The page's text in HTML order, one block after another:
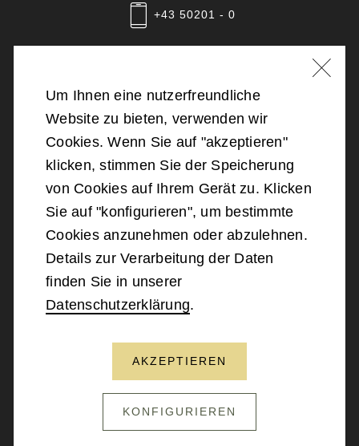
+43 50201 - 0
2026Bundesministerium für Landesverteidigung
Barrierefreiheit
Datenschutz
Kontakt
Um Ihnen eine nutzerfreundliche
Website zu bieten, verwenden wir
Cookies. Wenn Sie auf "akzeptieren"
klicken, stimmen Sie der Speicherung
von Cookies auf Ihrem Gerät zu. Klicken
Sie auf "konfigurieren", um bestimmte
Cookies anzunehmen oder abzulehnen.
Details zur Verarbeitung der Daten
finden Sie in unserer
Datenschutzerklärung.
AKZEPTIEREN
KONFIGURIEREN